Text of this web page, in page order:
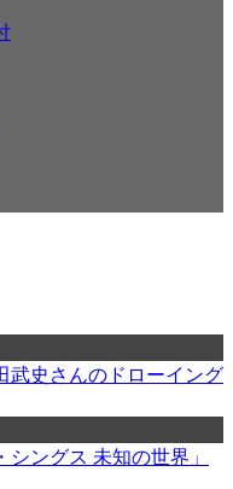
武史さんのドローイング
ングス 未知の世界」